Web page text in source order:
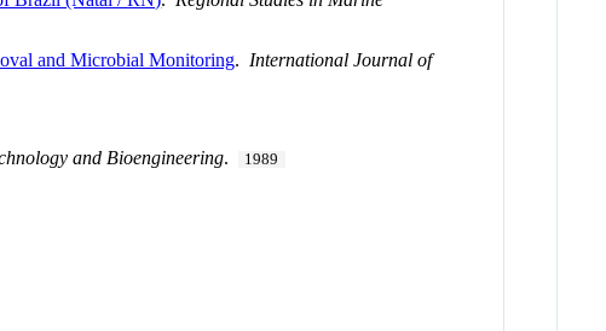
and Microbial Monitoring. International Journal of
and Bioengineering. 1989